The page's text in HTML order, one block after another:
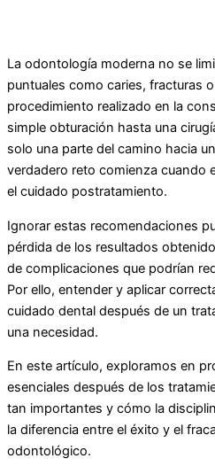
La odontología moderna no se
puntuales como caries, fracturas
procedimiento realizado en la
simple obturación hasta una
solo una parte del camino hacia
verdadero reto comienza cuando
el cuidado postratamiento.
Ignorar estas recomendaciones
pérdida de los resultados
de complicaciones que podrían
Por ello, entender y aplicar
cuidado dental después de un
una necesidad.
En este artículo, exploramos en
esenciales después de los
tan importantes y cómo la
la diferencia entre el éxito y el
odontológico.